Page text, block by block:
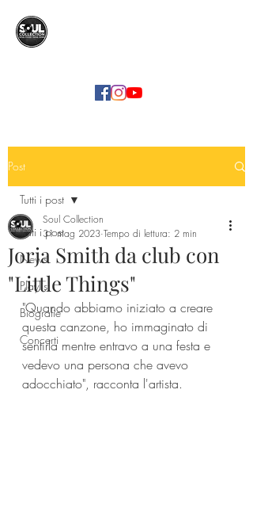
Post
Tutti i post
News
Playlist
Biografie
Concerti
Tutti i post
Jorja Smith da club con
"Little Things"
Soul Collection
31 mag 2023 Tempo di lettura: 2 min
"Quando abbiamo iniziato a creare
questa canzone, ho immaginato di
sentirla mentre entravo a una festa e
vedevo una persona che avevo
adocchiato", racconta l'artista.